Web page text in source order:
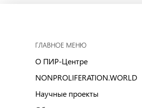
ГЛАВНОЕ МЕНЮ
О ПИР-Центре
NONPROLIFERATION.WORLD
Научные проекты